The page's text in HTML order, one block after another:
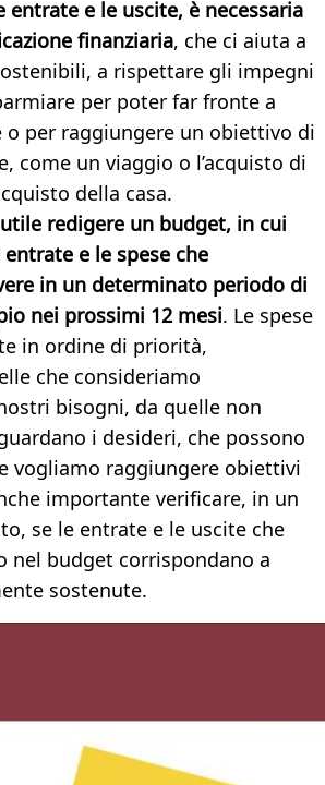
entrate e le uscite, è necessaria
finanziaria, che ci aiuta a
a rispettare gli impegni
per poter far fronte a
o per raggiungere un obiettivo di
come un viaggio o l’acquisto di
della casa.
redigere un budget, in cui
e le spese che
in un determinato periodo di
nei prossimi 12 mesi. Le spese
in ordine di priorità,
che consideriamo
bisogni, da quelle non
i desideri, che possono
vogliamo raggiungere obiettivi
importante verificare, in un
se le entrate e le uscite che
nel budget corrispondano a
sostenute.